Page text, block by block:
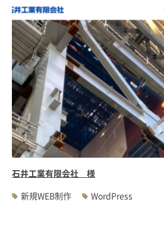
石井工業有限会社 様
新規WEB制作
WordPress